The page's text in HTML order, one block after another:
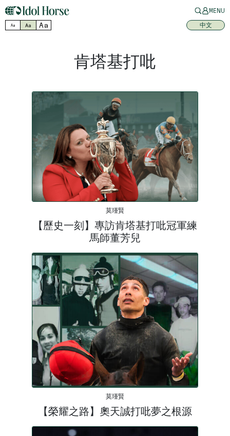
MENU
Aa Aa Aa 中文
肯塔基打吡
莫瑾賢
【歷史一刻】專訪肯塔基打吡冠軍練
馬師董芳兒
莫瑾賢
【榮耀之路】奧天誠打吡夢之根源